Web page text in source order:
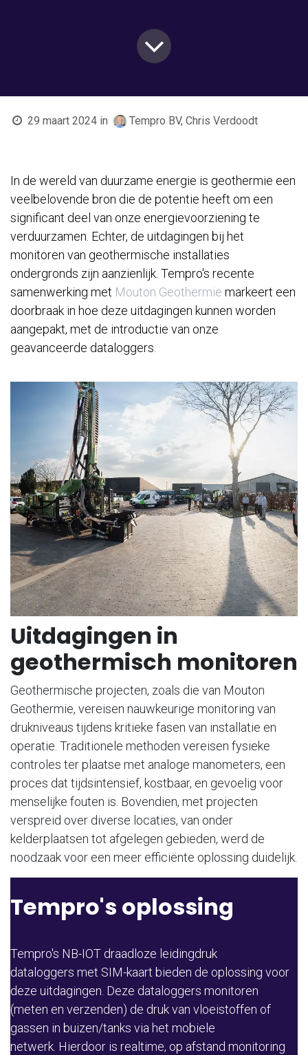
29 maart 2024 in Tempro BV, Chris Verdoodt
In de wereld van duurzame energie is geothermie een
veelbelovende bron die de potentie heeft om een
significant deel van onze energievoorziening te
verduurzamen. Echter, de uitdagingen bij het
monitoren van geothermische installaties
ondergronds zijn aanzienlijk. Tempro's recente
samenwerking met Mouton Geothermie markeert een
doorbraak in hoe deze uitdagingen kunnen worden
aangepakt, met de introductie van onze
geavanceerde dataloggers.
Uitdagingen in
geothermisch monitoren
Geothermische projecten, zoals die van Mouton
Geothermie, vereisen nauwkeurige monitoring van
drukniveaus tijdens kritieke fasen van installatie en
operatie. Traditionele methoden vereisen fysieke
controles ter plaatse met analoge manometers, een
proces dat tijdsintensief, kostbaar, en gevoelig voor
menselijke fouten is. Bovendien, met projecten
verspreid over diverse locaties, van onder
kelderplaatsen tot afgelegen gebieden, werd de
noodzaak voor een meer efficiënte oplossing duidelijk.
Tempro's oplossing
Tempro's NB-IOT draadloze leidingdruk
dataloggers met SIM-kaart bieden de oplossing voor
deze uitdagingen. Deze dataloggers monitoren
(meten en verzenden) de druk van vloeistoffen of
gassen in buizen/tanks via het mobiele
netwerk. Hierdoor is realtime, op afstand monitoring